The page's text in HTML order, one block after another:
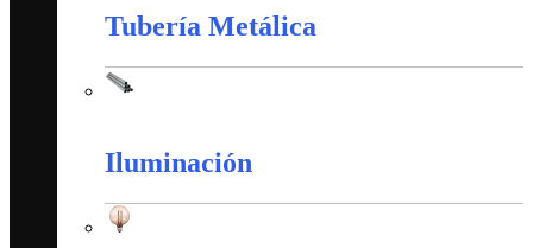
Tubería Metálica
Iluminación